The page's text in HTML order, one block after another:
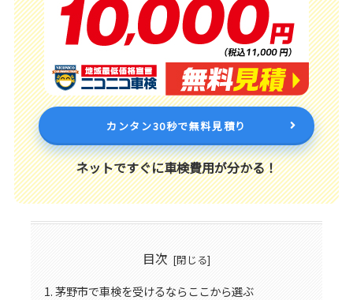
カンタン30秒で無料見積り
ネットですぐに車検費用が分かる！
目次
茅野市で車検を受けるならここから選ぶ